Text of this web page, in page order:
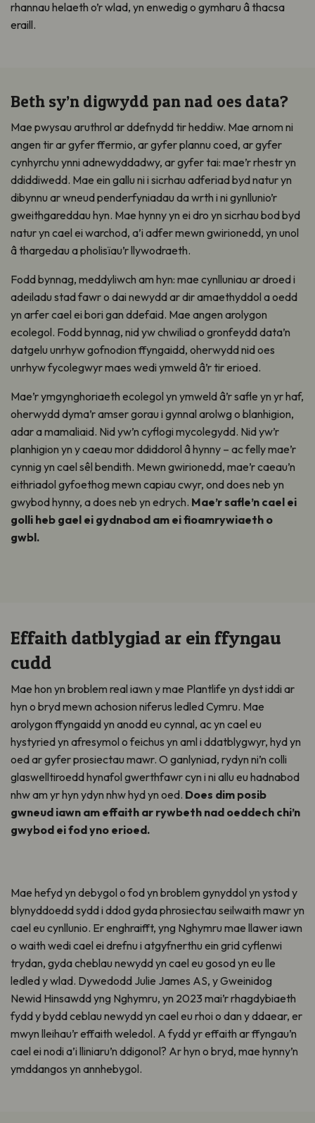
rhannau helaeth o’r wlad, yn enwedig o gymharu âthacsa
eraill.
Beth sy’n digwydd pan nad oes data?
Mae pwysau aruthrol ar ddefnydd tir heddiw. Mae arnom ni
angen tir ar gyfer ffermio, ar gyfer plannu coed, ar gyfer
cynhyrchu ynni adnewyddadwy, ar gyfer tai: mae’r rhestr yn
ddiddiwedd. Mae ein gallu ni i sicrhau adferiad byd natur yn
dibynnu ar wneud penderfyniadau da wrth i ni gynllunio’r
gweithgareddau hyn. Mae hynny yn ei dro yn sicrhau bod byd
natur yn cael ei warchod, a’i adfermewn gwirionedd, yn unol
â thargedau a pholisïau’r llywodraeth.
Fodd bynnag, meddyliwch am hyn: mae cynlluniau ardroedi
adeiladu stad fawr o dai newydd ar dir amaethyddol a oedd
yn arfercael ei bori gan ddefaid. Mae angen arolygon
ecolegol. Fodd bynnag, nid yw chwiliad o gronfeydd data’n
datgelu unrhyw gofnodionffyngaidd, oherwydd nid oes
unrhyw fycolegwyr maes wedi ymweld â’r tirerioed.
Mae’rymgynghoriaeth ecolegol yn ymweld â’r safle yn yr haf,
oherwydd dyma’r amser gorau i gynnal arolwg o blanhigion,
adar a mamaliaid. Nid yw’n cyflogi mycolegydd. Nid yw’r
planhigion yn y caeau mor ddiddorol â hynny – ac felly mae’r
cynnig yn cael sêl bendith. Mewn gwirionedd, mae’r caeau’n
eithriadol gyfoethog mewn capiau cwyr, ond does neb yn
gwybodhynny, a does neb yn edrych. Mae’r safle’n cael ei
golli heb gael ei gydnabod am ei fioamrywiaeth o
gwbl.
Effaith datblygiad ar ein ffyngau
cudd
Mae hon yn broblem real iawn y mae Plantlife yn dyst iddi ar
hyn o bryd mewn achosion niferus ledled Cymru. Mae
arolygonffyngaiddyn anodd eu cynnal, ac yn cael eu
hystyried yn afresymol o feichus yn aml i ddatblygwyr, hyd yn
oed ar gyfer prosiectau mawr. O ganlyniad, rydyn ni’n colli
glaswelltiroedd hynafol gwerthfawr cyn i ni allu eu hadnabod
nhwam yr hyn ydyn nhwhyd yn oed. Does dim posib
gwneud iawn am effaith ar rywbeth nad oeddech chi’n
gwybod ei fod yno erioed.
Mae hefyd yn debygol o fod yn broblem gynyddol yn ystody
blynyddoeddsyddi ddod gyda phrosiectau seilwaith mawr yn
cael eu cynllunio. Er enghraifft, yng Nghymru mae llawer iawn
o waith wedi cael ei drefnu i atgyfnerthu ein grid cyflenwi
trydan, gyda cheblau newydd yn cael eu gosod yn eu lle
ledled y wlad. Dywedodd Julie James AS, y Gweinidog
Newid Hinsawdd yng Nghymru, yn 2023 mai’r rhagdybiaeth
fydd y bydd ceblau newyddyn cael eu rhoi o dan y ddaear, er
mwyn lleihau’r effaith weledol. A fydd yr effaith ar ffyngau’n
cael ei nodi a’i lliniaru’n ddigonol? Ar hyn o bryd, mae hynny’n
ymddangos yn annhebygol.